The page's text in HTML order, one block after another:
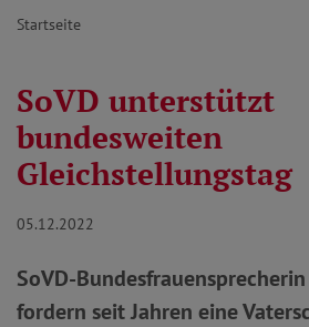
Startseite
SoVD unterstützt
bundesweiten
Gleichstellungstag
05.12.2022
SoVD-
fordern seit Jahren eine